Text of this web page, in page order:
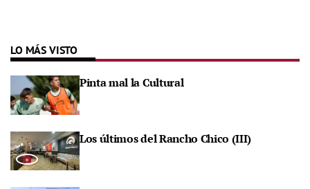
LO MÁS VISTO
Pinta mal la Cultural
Los últimos del Rancho Chico (III)